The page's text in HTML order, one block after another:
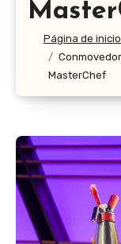
Página de inicio
MasterChef